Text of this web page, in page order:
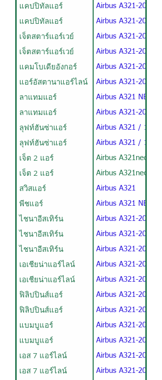
แคปปิทัลแอร์ Airbus A321-200 V1
แคปปิทัลแอร์ Airbus A321-200 V2
เจ็ตสตาร์แอร์เวย์ Airbus A321-200 V1
เจ็ตสตาร์แอร์เวย์ Airbus A321-200 V2
แคมโบเดียอังกอร์ Airbus A321-200
แอร์อัสตานาแอร์ไลน์ Airbus A321-200
ลาแทมแอร์ Airbus A321 NEO
ลาแทมแอร์ Airbus A321-200
ลุฟท์ฮันซ่าแอร์ Airbus A321 /
ลุฟท์ฮันซ่าแอร์ Airbus A321 /
เจ็ต 2 แอร์ Airbus A321neo
เจ็ต 2 แอร์ Airbus A321neo
สวิสแอร์ Airbus A321
พีชแอร์ Airbus A321 NEO
ไชนาอีสเทิร์น Airbus A321-200 /
ไชนาอีสเทิร์น Airbus A321-200 /
ไชนาอีสเทิร์น Airbus A321-200 /
เอเชียน่าแอร์ไลน์ Airbus A321-200 /
เอเชียน่าแอร์ไลน์ Airbus A321-200 /
ฟิลิปปินส์แอร์ Airbus A321-200 /
ฟิลิปปินส์แอร์ Airbus A321-200 /
แบมบูแอร์ Airbus A321-200 /
แบมบูแอร์ Airbus A321-200 /
เอส 7 แอร์ไลน์ Airbus A321-200 /
เอส 7 แอร์ไลน์ Airbus A321-200 /